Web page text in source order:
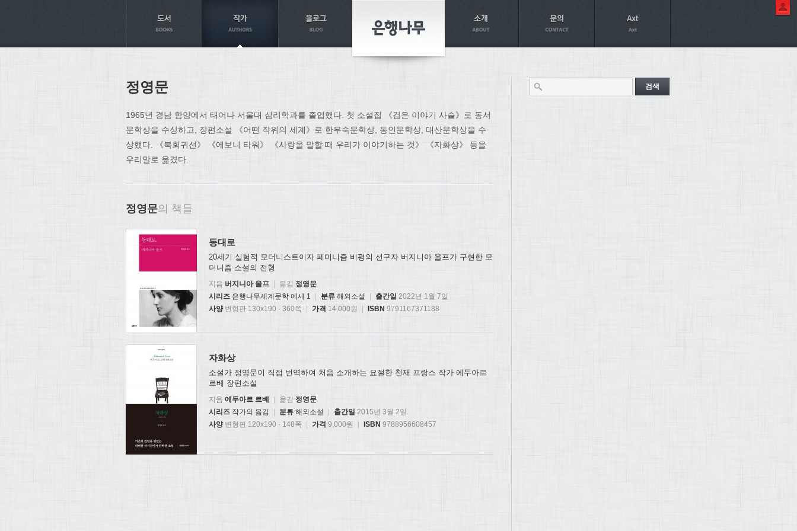
정영문
1965년 경남 함양에서 태어나 서울대 심리학과를 졸업했다. 첫 소설집 《검은 이야기 사슬》로 동서
문학상을 수상하고, 장편소설 《어떤 작위의 세계》로 한무숙문학상, 동인문학상, 대산문학상을 수
상했다. 《북회귀선》 《에보니 타워》 《사랑을 말할 때 우리가 이야기하는 것》 《자화상》 등을
우리말로 옮겼다.
정영문의 책들
등대로
20세기 실험적 모더니스트이자 페미니즘 비평의 선구자 버지니아 울프가 구현한 모
더니즘 소설의 전형
지음 버지니아 울프 옮김 정영문
시리즈 은행나무세계문학 에세 1 | 분류 해외소설 | 출간일 2022년 1월 7일
사양변형판 130x190 · 360쪽 | 가격 14,000원 | ISBN 9791167371188
자화상
소설가 정영문이 직접 번역하여 처음 소개하는 요절한 천재 프랑스 작가 에두아르
르베 장편소설
지음 에두아르 르베 옮김 정영문
시리즈 작가의 옮김 | 분류 해외소설 | 출간일 2015년 3월 2일
사양변형판 120x190 · 148쪽 | 가격 9,000원 | ISBN 9788956608457